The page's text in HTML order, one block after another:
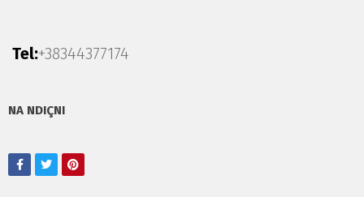
Tel:+38344377174
NA NDIÇNI